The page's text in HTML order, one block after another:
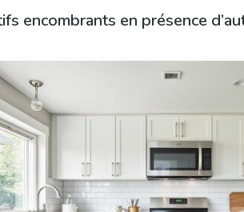
encombrants en présence